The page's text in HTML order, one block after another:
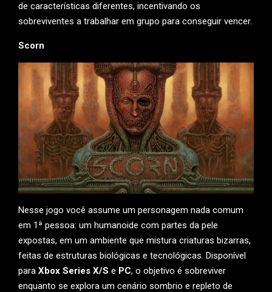
de características diferentes, incentivando os
sobreviventes a trabalhar em grupo para conseguir vencer.
Scorn
Nesse jogo você assume um personagem nada comum
em 1ª pessoa: um humanoide com partes da pele
expostas, em um ambiente que mistura criaturas bizarras,
feitas de estruturas biológicas e tecnológicas. Disponível
para Xbox Series X/S e PC, o objetivo é sobreviver
enquanto se explora um cenário sombrio e repleto de